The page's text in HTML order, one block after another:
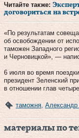
Читайте также:
договориться на
«По результатам
об освобождении от
таможен Западного
и Черновицкой», —
6 июля во время
президент Зеленский
в отношении глав
таможня
материалы по